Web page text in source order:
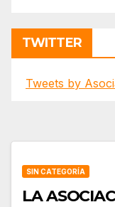
TWITTER
Tweets by
SIN CATEGORÍA
LA